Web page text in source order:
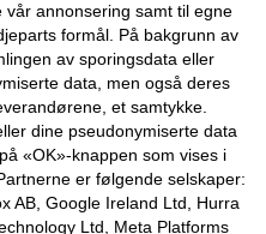
T-skjorte i 100% økologisk
bomull
219 kr
annonsering samt til egne
formål. På bakgrunn av
av sporingsdata eller
data, men også deres
et samtykke.
dine pseudonymiserte data
«OK»-knappen som vises i
er følgende selskaper:
AB, Google Ireland Ltd, Hurra
Ltd, Meta Platforms